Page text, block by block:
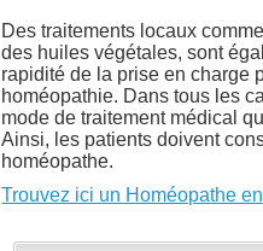
Des traitements locaux
des huiles végétales, sont
rapidité de la prise en charge
homéopathie. Dans tous les
mode de traitement médical
Ainsi, les patients doivent
homéopathe.
Trouvez ici un Homéopathe